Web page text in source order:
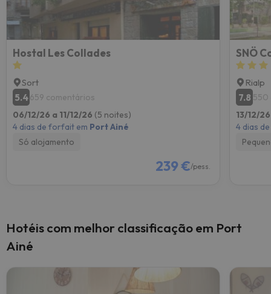
Hostal Les Collades
Sort
5.4659 comentários
06/12/26 a 11/12/26 (5 noites)
4 dias de forfait em Port Ainé
Só alojamento
239 €/pess.
SNÖ
Rialp
7.8 550
13/12/
4 dias
Hotéis com melhor classificação em Port
Ainé